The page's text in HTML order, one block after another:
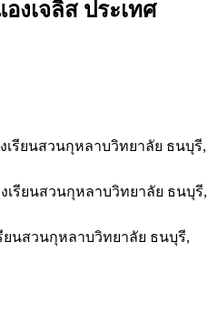
งเจลิส ประเทศ
เรียนสวนกุหลาบวิทยาลัย ธนบุรี,
เรียนสวนกุหลาบวิทยาลัย ธนบุรี,
ยนสวนกุหลาบวิทยาลัย ธนบุรี,